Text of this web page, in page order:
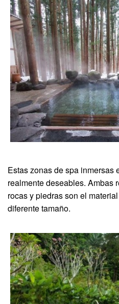
Estas zonas de spa inmersas
realmente deseables. Ambas
rocas y piedras son el
diferente tamaño.